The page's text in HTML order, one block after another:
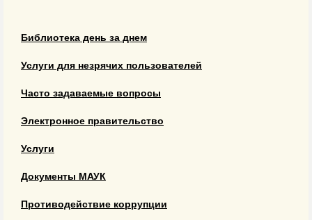
Библиотека день за днем
Услуги для незрячих пользователей
Часто задаваемые вопросы
Электронное правительство
Услуги
Документы МАУК
Противодействие коррупции